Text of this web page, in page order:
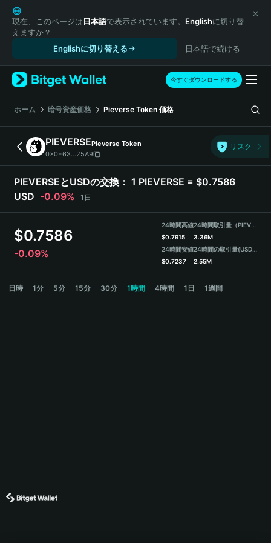
English
日本語
Tiếng Việt
Español (Latinoamérica)
Türkçe
Français
Deutsch
简体中文
繁體中文
Português (Portugal)
Bahasa Indonesia
ภาษาไทย
हिन्दी
Español
Português (Brasil)
現在、このページは日本語で表示されています。 Englishに切り替
えますか？
Englishに切り替える
日本語で続ける
今すぐダウンロードする
ホーム 暗号資産価格 Pieverse Token 価格
PIEVERSEPieverse Token
0x0E63...25A9
リスク
PIEVERSEとUSDの交換： 1 PIEVERSE = $0.7586
USD -0.09% 1日
$0.7586
-0.09%
24時間高値
$0.7915
24時間安値
$0.7237
24時間取引量（PIEVERSE）
3.36M
24時間の取引量(USDT)
2.55M
日時 1分 5分 15分 30分 1時間 4時間 1日 1週間